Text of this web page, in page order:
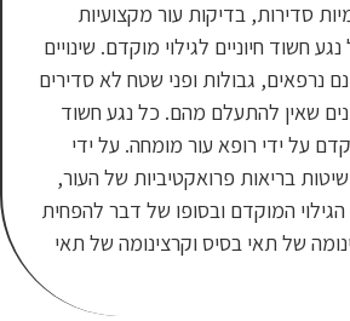
שינויים
לא סדירים
נגע חשוד
על ידי
של העור,
דבר להפחית
של תאי